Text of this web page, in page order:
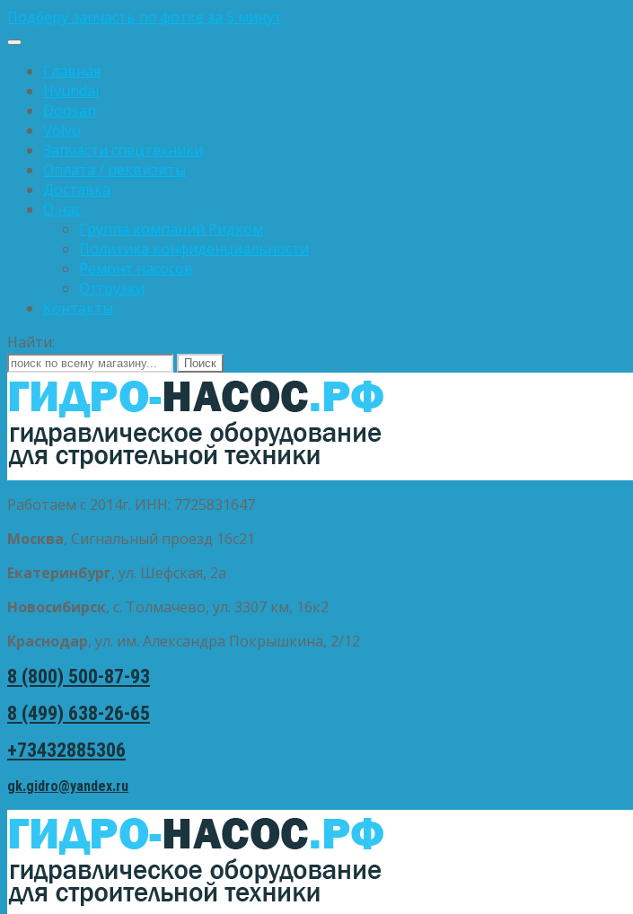
Подберу запчасть по фотке за 5 минут
Главная
Hyundai
Doosan
Volvo
Запчасти спецтехники
Оплата / реквизиты
Доставка
О нас
Группа компаний Ридком
Политика конфиденциальности
Ремонт насосов
Отгрузки
Контакты
Найти:
Работаем с 2014г. ИНН: 7725831647
Москва, Сигнальный проезд 16с21
Екатеринбург, ул. Шефская, 2а
Новосибирск, с. Толмачево, ул. 3307 км, 16к2
Краснодар, ул. им. Александра Покрышкина, 2/12
8 (800) 500-87-93
8 (499) 638-26-65
+73432885306
gk.gidro@yandex.ru